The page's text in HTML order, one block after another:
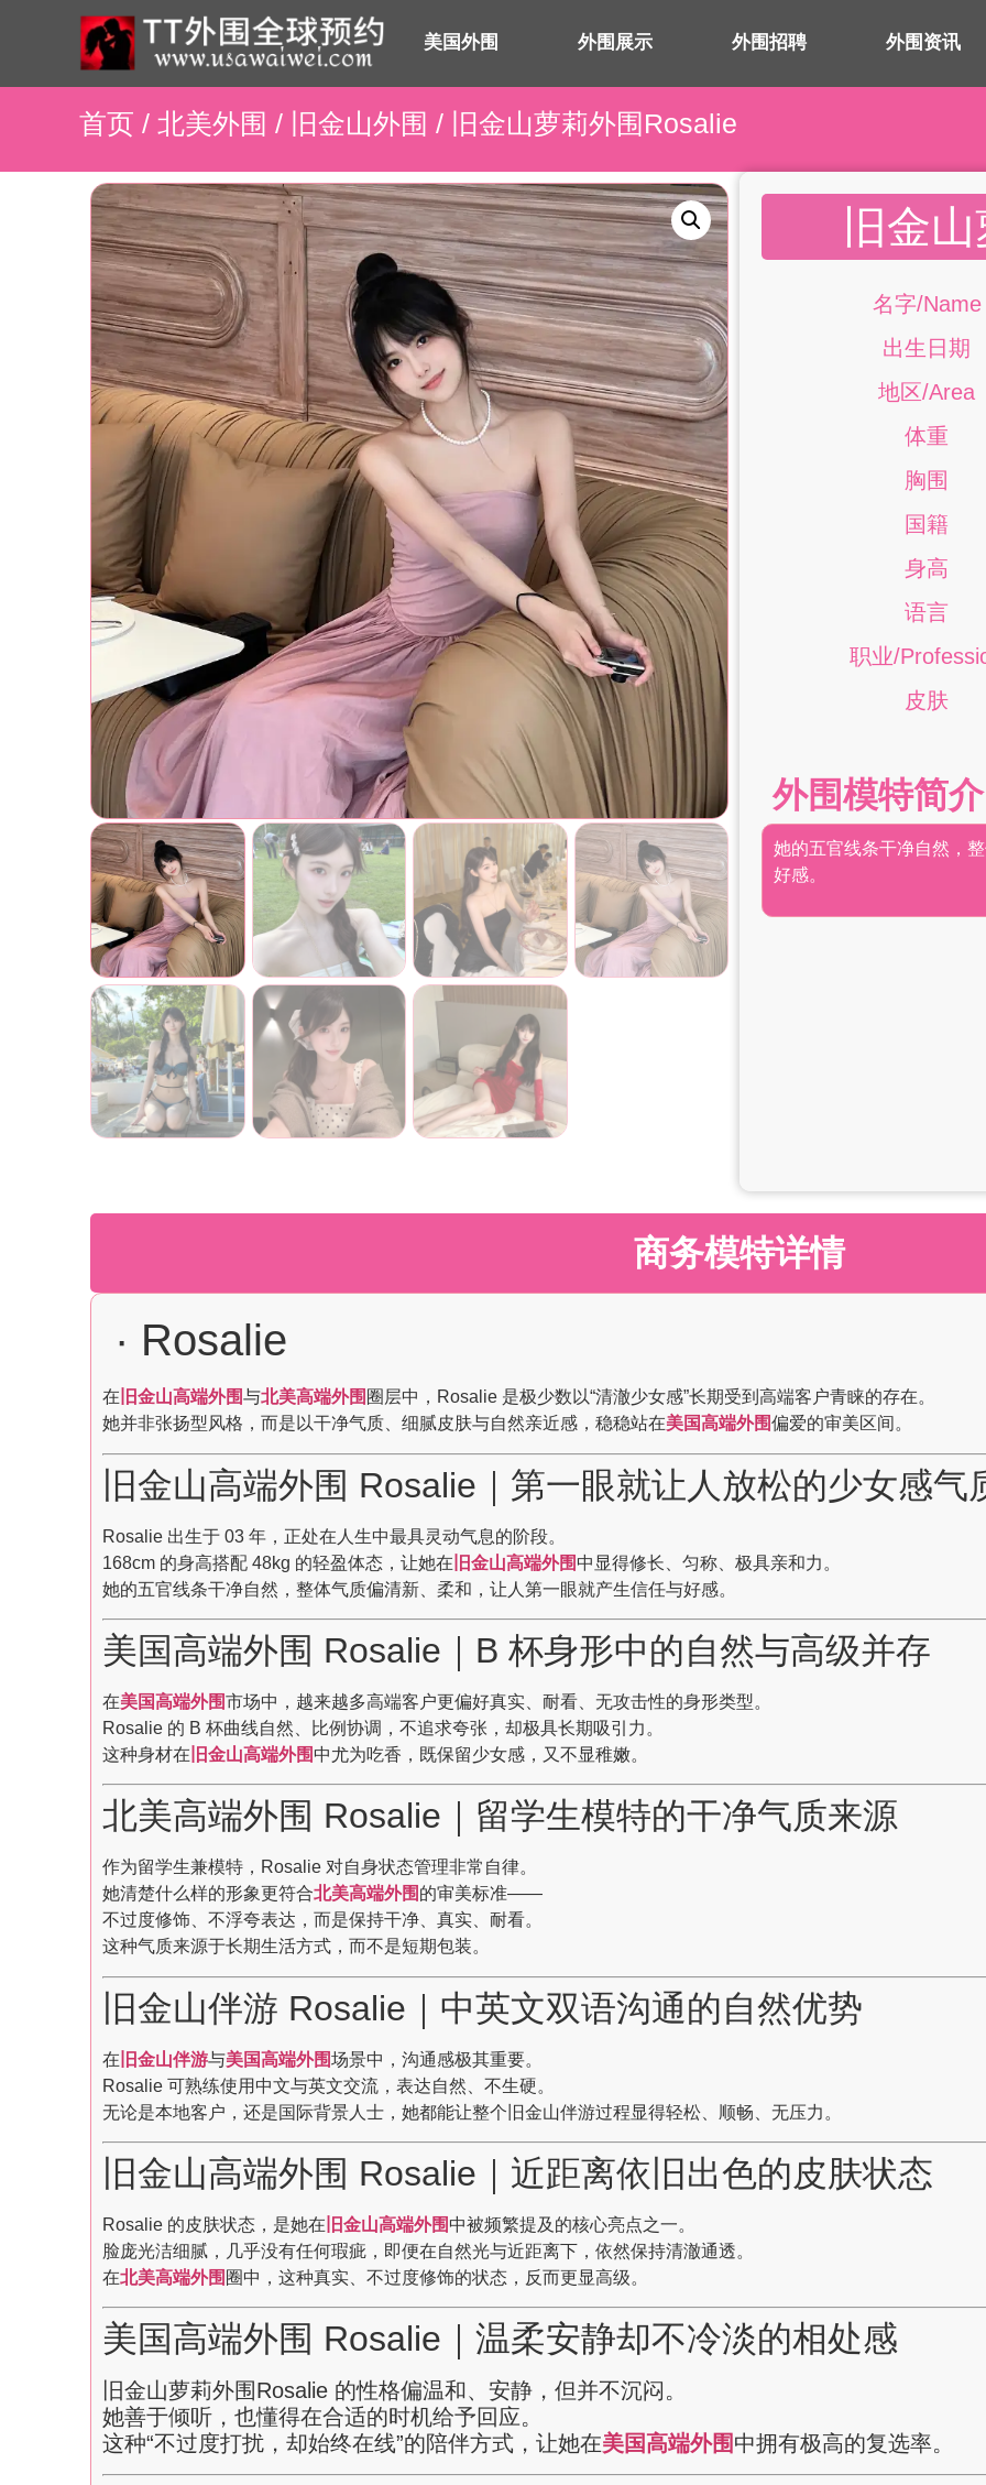
美国外围 外围展示 外围招聘 外围资讯
首页 / 北美外围 / 旧金山外围 / 旧金山萝莉外围Rosalie
旧金
名字/Name
出生日期
地区/Area
体重
胸围
国籍
身高
语言
职业/
皮肤
外围模特简介
她的五官线条干净自然，
好感。
商务模特详情
· Rosalie
在 旧金山高端外围与北美高端外围 圈层中，Rosalie 是极少数以“清澈少女感”长期受到高端客户青睐的存在。
她并非张扬型风格，而是以干净气质、细腻皮肤与自然亲近感，稳稳站在美国高端外围偏爱的审美区间。
旧金山高端外围 Rosalie｜第一眼就让人放松的少女感气
Rosalie 出生于 03 年，正处在人生中最具灵动气息的阶段。
168cm 的身高搭配 48kg 的轻盈体态，让她在 旧金山高端外围 中显得修长、匀称、极具亲和力。
她的五官线条干净自然，整体气质偏清新、柔和，让人第一眼就产生信任与好感。
美国高端外围 Rosalie｜B 杯身形中的自然与高级并存
在美国高端外围市场中，越来越多高端客户更偏好真实、耐看、无攻击性的身形类型。
Rosalie 的 B 杯曲线自然、比例协调，不追求夸张，却极具长期吸引力。
这种身材在 旧金山高端外围 中尤为吃香，既保留少女感，又不显稚嫩。
北美高端外围 Rosalie｜留学生模特的干净气质来源
作为留学生兼模特，Rosalie 对自身状态管理非常自律。
她清楚什么样的形象更符合北美高端外围 的审美标准——
不过度修饰、不浮夸表达，而是保持干净、真实、耐看。
这种气质来源于长期生活方式，而不是短期包装。
旧金山伴游 Rosalie｜中英文双语沟通的自然优势
在 旧金山伴游与美国高端外围场景中，沟通感极其重要。
Rosalie 可熟练使用中文与英文交流，表达自然、不生硬。
无论是本地客户，还是国际背景人士，她都能让整个旧金山伴游过程显得轻松、顺畅、无压力。
旧金山高端外围 Rosalie｜近距离依旧出色的皮肤状态
Rosalie 的皮肤状态，是她在 旧金山高端外围 中被频繁提及的核心亮点之一。
脸庞光洁细腻，几乎没有任何瑕疵，即便在自然光与近距离下，依然保持清澈通透。
在北美高端外围 圈中，这种真实、不过度修饰的状态，反而更显高级。
美国高端外围 Rosalie｜温柔安静却不冷淡的相处感
旧金山萝莉外围Rosalie 的性格偏温和、安静，但并不沉闷。
她善于倾听，也懂得在合适的时机给予回应。
这种“不过度打扰，却始终在线”的陪伴方式，让她在美国高端外围中拥有极高的复选率。